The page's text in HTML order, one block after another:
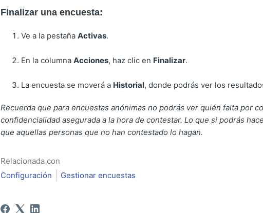
Finalizar una encuesta:
Ve a la pestaña Activas.
En la columna Acciones, haz clic en Finalizar.
La encuesta se moverá a Historial, donde podrás ver los
Recuerda que para encuestas anónimas no podrás ver quién falta por
confidencialidad asegurada a la hora de contestar. Lo que si podrás
que aquellas personas que no han contestado lo hagan.
Relacionada con
Configuración
Gestionar encuestas